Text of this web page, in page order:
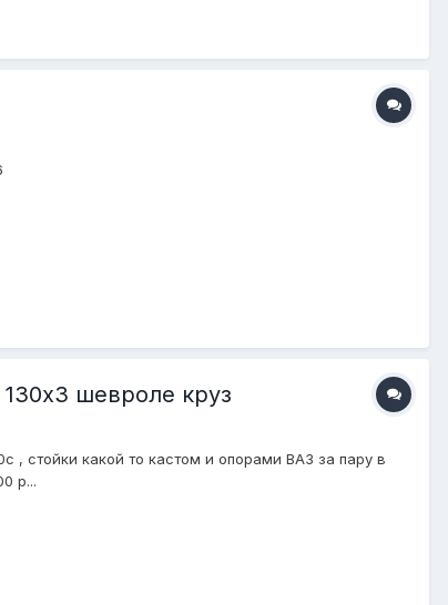
шевроле круз
, стойки какой то кастом и опорами ВАЗ за пару в
р...